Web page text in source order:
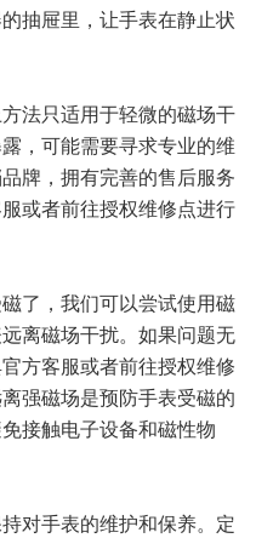
抽屉里，让手表在静止状
法只适用于轻微的磁场干
，可能需要寻求专业的维
牌，拥有完善的售后服务
或者前往授权维修点进行
了，我们可以尝试使用磁
离磁场干扰。如果问题无
方客服或者前往授权维修
强磁场是预防手表受磁的
接触电子设备和磁性物
手表的维护和保养。定